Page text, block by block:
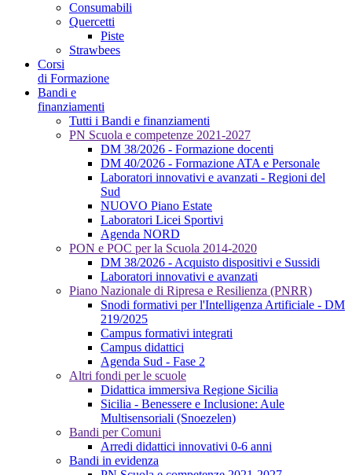
Consumabili
Quercetti
Piste
Strawbees
Corsi
di Formazione
Bandi e
finanziamenti
Tutti i Bandi e finanziamenti
PN Scuola e competenze 2021-2027
DM 38/2026 - Formazione docenti
DM 40/2026 - Formazione ATA e Personale
Laboratori innovativi e avanzati - Regioni del
Sud
NUOVO Piano Estate
Laboratori Licei Sportivi
Agenda NORD
PON e POC per la Scuola 2014-2020
DM 38/2026 - Acquisto dispositivi e Sussidi
Laboratori innovativi e avanzati
Piano Nazionale di Ripresa e Resilienza (PNRR)
Snodi formativi per l'Intelligenza Artificiale - DM
219/2025
Campus formativi integrati
Campus didattici
Agenda Sud - Fase 2
Altri fondi per le scuole
Didattica immersiva Regione Sicilia
Sicilia - Benessere e Inclusione: Aule
Multisensoriali (Snoezelen)
Bandi per Comuni
Arredi didattici innovativi 0-6 anni
Bandi in evidenza